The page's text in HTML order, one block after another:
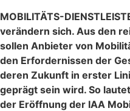
MOBILITÄTS-
verändern sich. Aus den
sollen Anbieter von
den Erfordernissen der
deren Zukunft in erster
geprägt sein wird. So
der Eröffnung der IAA